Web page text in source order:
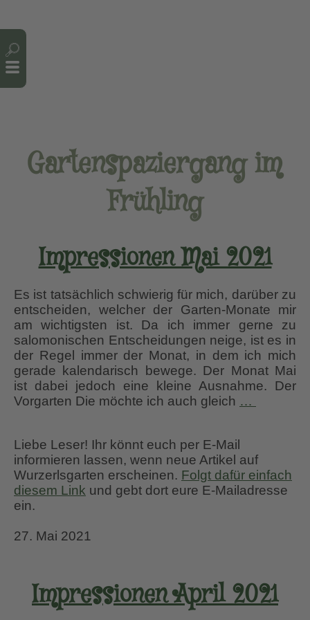
Gartenspaziergang im
Frühling
Impressionen Mai 2021
Es ist tatsächlich schwierig für mich, darüber zu
entscheiden, welcher der Garten-Monate mir
am wichtigsten ist. Da ich immer gerne zu
salomonischen Entscheidungen neige, ist es in
der Regel immer der Monat, in dem ich mich
gerade kalendarisch bewege. Der Monat Mai
ist dabei jedoch eine kleine Ausnahme. Der
Vorgarten Die möchte ich auch gleich …
Liebe Leser! Ihr könnt euch per E-Mail
informieren lassen, wenn neue Artikel auf
Wurzerlsgarten erscheinen. Folgt dafür einfach
diesem Link und gebt dort eure E-Mailadresse
ein.
27. Mai 2021
Impressionen April 2021